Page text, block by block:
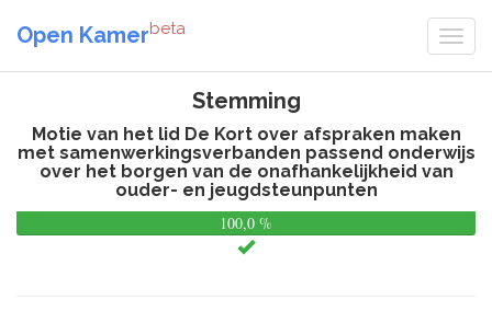
Open Kamerbeta
Stemming
Motie van het lid De Kort over afspraken maken
met samenwerkingsverbanden passend onderwijs
over het borgen van de onafhankelijkheid van
ouder- en jeugdsteunpunten
100,0 %